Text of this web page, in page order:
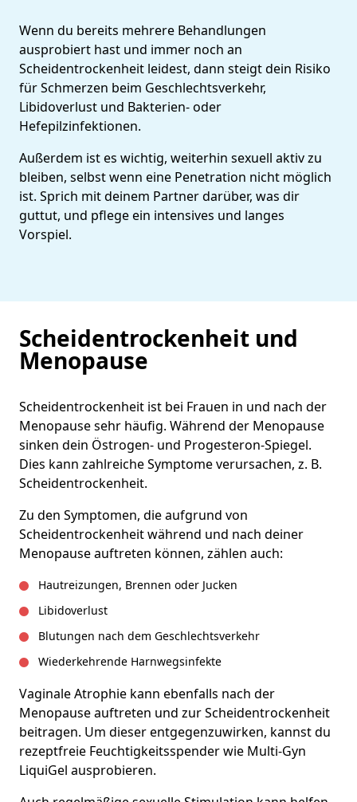
Wenn du bereits mehrere Behandlungen
ausprobiert hast und immer noch an
Scheidentrockenheit leidest, dann steigt dein Risiko
für Schmerzen beim Geschlechtsverkehr,
Libidoverlust und Bakterien- oder
Hefepilzinfektionen.
Außerdem ist es wichtig, weiterhin sexuell aktiv zu
bleiben, selbst wenn eine Penetration nicht möglich
ist. Sprich mit deinem Partner darüber, was dir
guttut, und pflege ein intensives und langes
Vorspiel.
Scheidentrockenheit und
Menopause
Scheidentrockenheit ist bei Frauen in und nach der
Menopause sehr häufig. Während der Menopause
sinken dein Östrogen- und Progesteron-Spiegel.
Dies kann zahlreiche Symptome verursachen, z. B.
Scheidentrockenheit.
Zu den Symptomen, die aufgrund von
Scheidentrockenheit während und nach deiner
Menopause auftreten können, zählen auch:
Hautreizungen, Brennen oder Jucken
Libidoverlust
Blutungen nach dem Geschlechtsverkehr
Wiederkehrende Harnwegsinfekte
Vaginale Atrophie kann ebenfalls nach der
Menopause auftreten und zur Scheidentrockenheit
beitragen. Um dieser entgegenzuwirken, kannst du
rezeptfreie Feuchtigkeitsspender wie Multi-Gyn
LiquiGel ausprobieren.